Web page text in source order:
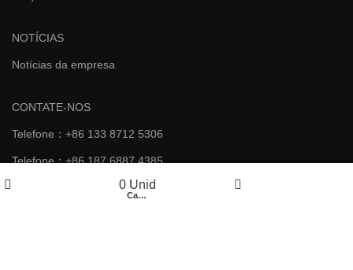
NOTÍCIAS
Notícias da empresa
CONTATE-NOS
Telefone：+86 133 8712 5306
Telefone：+86 187 6887 4385
E-mail：warninger@sz-xtd.com
0 Unid
Carrinho